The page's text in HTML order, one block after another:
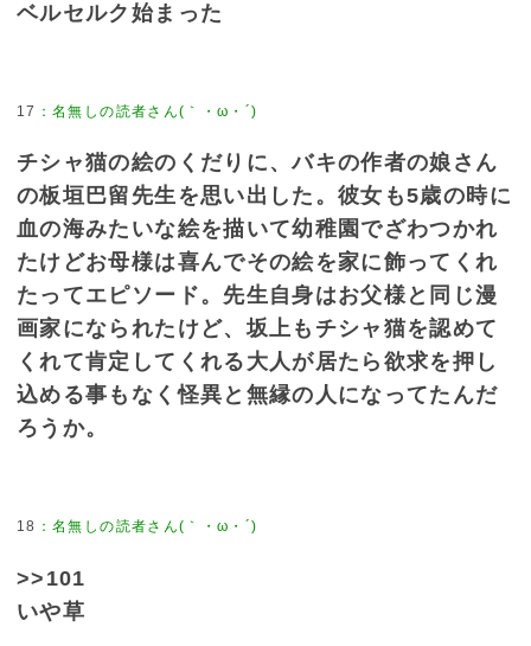
ベルセルク始まった
17 ：名無しの読者さん(｀・ω・´)
チシャ猫の絵のくだりに、バキの作者の娘さん
の板垣巴留先生を思い出した。彼女も5歳の時に
血の海みたいな絵を描いて幼稚園でざわつかれ
たけどお母様は喜んでその絵を家に飾ってくれ
たってエピソード。先生自身はお父様と同じ漫
画家になられたけど、坂上もチシャ猫を認めて
くれて肯定してくれる大人が居たら欲求を押し
込める事もなく怪異と無縁の人になってたんだ
ろうか。
18 ：名無しの読者さん(｀・ω・´)
>>101
いや草